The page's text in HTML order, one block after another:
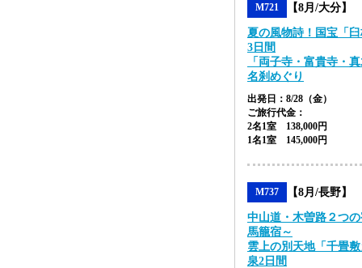
M721 【8月/大分】
夏の風物詩！国宝「
3日間
「両子寺・富貴寺・
名刹めぐり
出発日：8/28（金）
ご旅行代金：
2名1室 138,000円
1名1室 145,000円
M737 【8月/長野】
中山道・木曽路２つ
馬籠宿～
雲上の別天地「千畳
泉2日間